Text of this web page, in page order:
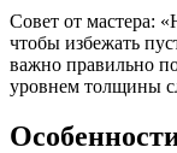
Совет от мастера:
чтобы избежать
важно правильно
уровнем толщины